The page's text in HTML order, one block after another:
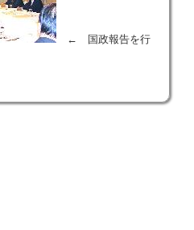
← 国政報告を行